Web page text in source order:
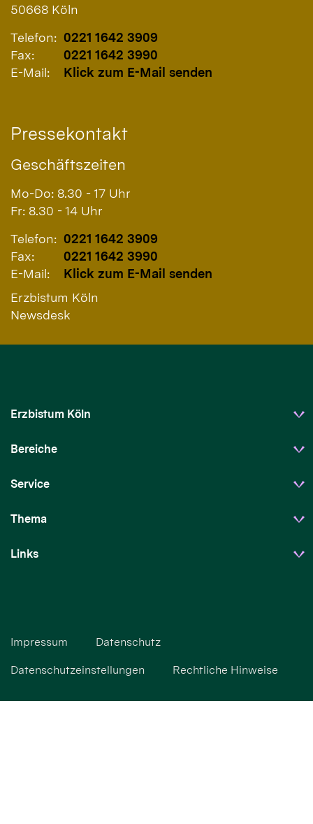
50668 Köln
Telefon: 0221 1642 3909
Fax:
0221 1642 3990
E-Mail:
Klick zum E-Mail senden
Pressekontakt
Geschäftszeiten
Mo-Do: 8.30 - 17 Uhr
Fr: 8.30 - 14 Uhr
Telefon: 0221 1642 3909
Fax:
0221 1642 3990
E-Mail:
Klick zum E-Mail senden
Erzbistum Köln
Newsdesk
Erzbistum Köln
Bereiche
Service
Thema
Links
Impressum Datenschutz
Datenschutzeinstellungen Rechtliche Hinweise